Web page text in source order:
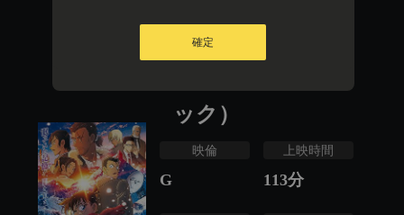
眼の残像（せきが
ック）
映倫
G
上映時間
113分
確定